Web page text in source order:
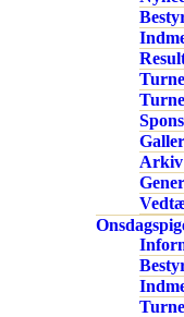
Arkiv